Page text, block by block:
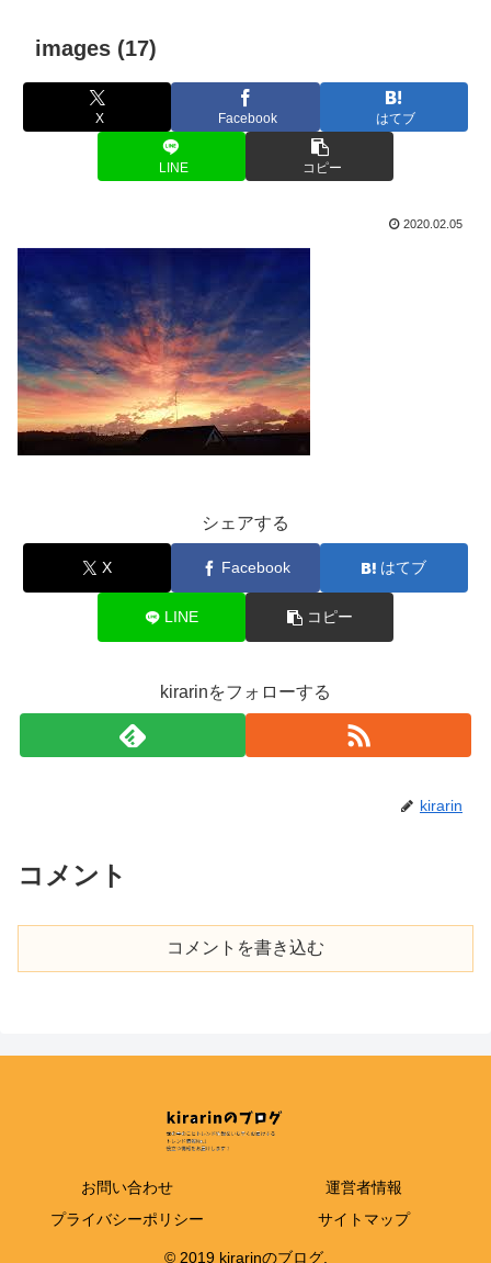
images (17)
X Facebook はてブ
LINE コピー
2020.02.05
シェアする
X Facebook はてブ
LINE コピー
kirarinをフォローする
kirarin
コメント
コメントを書き込む
お問い合わせ
運営者情報
プライバシーポリシー
サイトマップ
© 2019 kirarinのブログ.